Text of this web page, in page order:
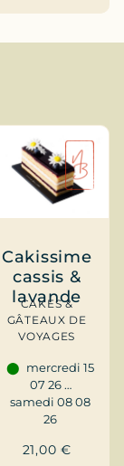
Cakissime
cassis &
lavande
CAKES &
GÂTEAUX DE
VOYAGES
mercredi 15
07 26 …
samedi 08 08
26
21,00 €